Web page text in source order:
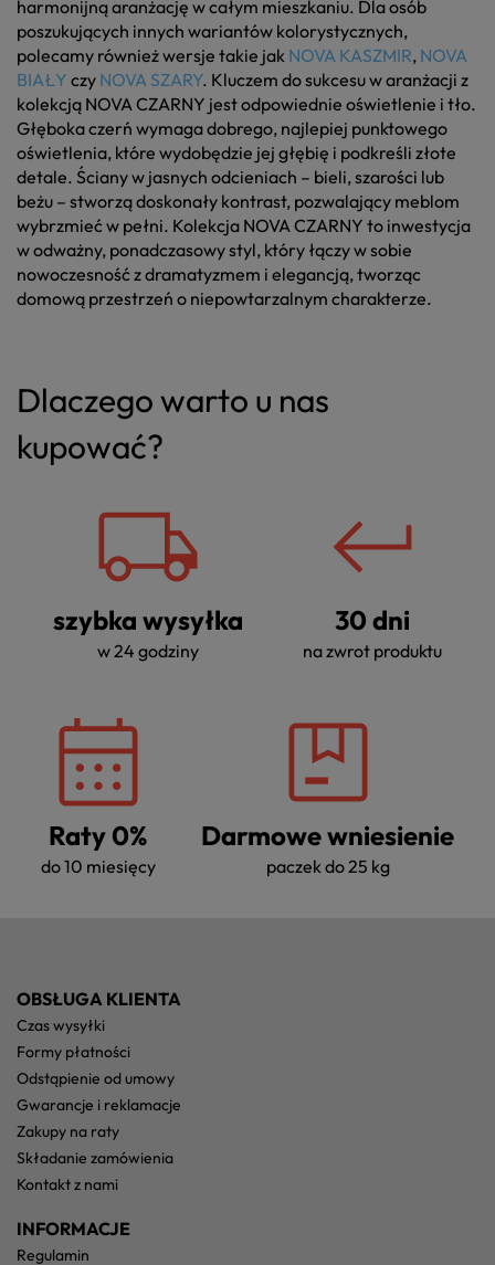
harmonijną aranżację w całym mieszkaniu. Dla osób
poszukujących innych wariantów kolorystycznych,
polecamy również wersje takie jak NOVA KASZMIR, NOVA
BIAŁY czy NOVA SZARY. Kluczem do sukcesu w aranżacji z
kolekcją NOVA CZARNY jest odpowiednie oświetlenie i tło.
Głęboka czerń wymaga dobrego, najlepiej punktowego
oświetlenia, które wydobędzie jej głębię i podkreśli złote
detale. Ściany w jasnych odcieniach – bieli, szarości lub
beżu – stworzą doskonały kontrast, pozwalający meblom
wybrzmieć w pełni. Kolekcja NOVA CZARNY to inwestycja
w odważny, ponadczasowy styl, który łączy w sobie
nowoczesność z dramatyzmem i elegancją, tworząc
domową przestrzeń o niepowtarzalnym charakterze.
Dlaczego warto u nas
kupować?
szybka wysyłka
w 24 godziny
30 dni
na zwrot produktu
Raty 0%
do 10 miesięcy
Darmowe wniesienie
paczek do 25 kg
OBSŁUGA KLIENTA
czas wysyłki
formy płatności
odstąpienie od umowy
gwarancje i reklamacje
zakupy na raty
składanie zamówienia
kontakt z nami
INFORMACJE
regulamin